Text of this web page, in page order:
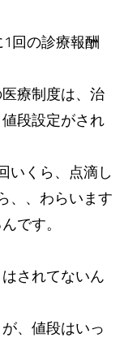
回の診療報酬
療制度は、治
段設定がされ
いくら、点滴し
、、わらいます
です。
されてないん
、値段はいっ